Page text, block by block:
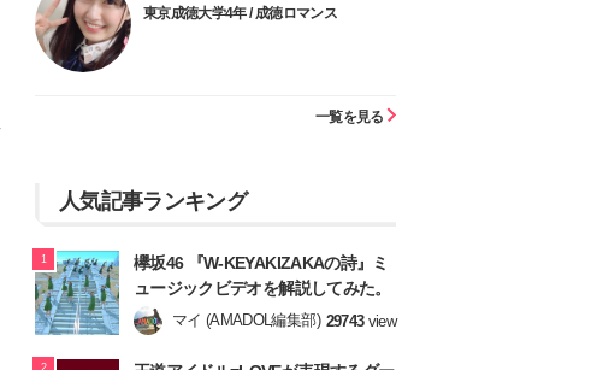
東京成徳大学4年 / 成徳ロマンス
一覧を見る
人気記事ランキング
1
欅坂46 『W-KEYAKIZAKAの詩』ミ
ュージックビデオを解説してみた。
マイ (AMADOL編集部) 29743view
2